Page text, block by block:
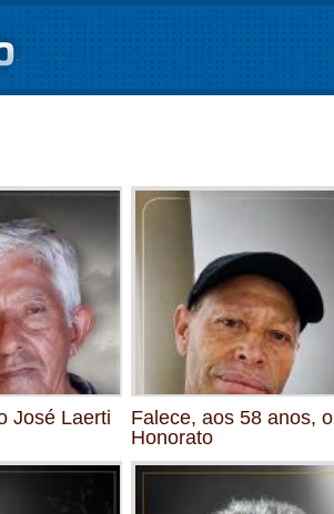
José Laerti
Falece, aos 58 anos,
Honorato